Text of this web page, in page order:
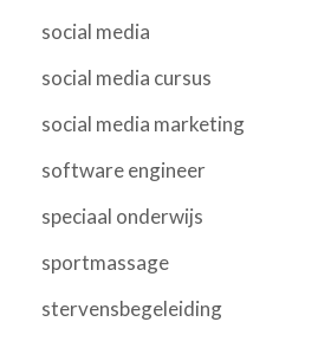
social media
social media cursus
social media marketing
software engineer
speciaal onderwijs
sportmassage
stervensbegeleiding